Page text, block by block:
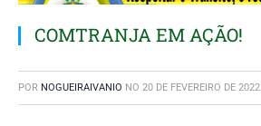
COMTRANJA EM AÇÃO!
POR NOGUEIRAIVANIO NO 20 DE FEVEREIRO DE 2022